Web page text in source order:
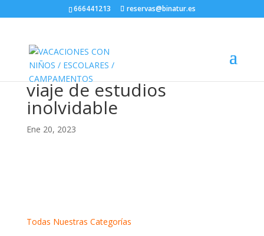
666441213 reservas@binatur.es
viaje de estudios
inolvidable
Ene 20, 2023
Todas Nuestras Categorías